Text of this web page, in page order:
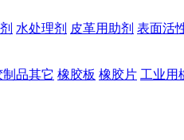
水处理剂 皮革用助剂 表面活
制品其它 橡胶板 橡胶片 工业用